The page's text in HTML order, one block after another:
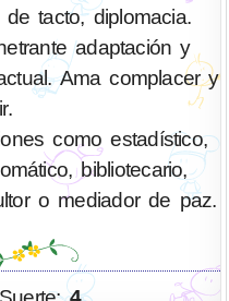
tacto, diplomacia.
adaptación y
Ama complacer y
como estadístico,
bibliotecario,
o mediador de paz.